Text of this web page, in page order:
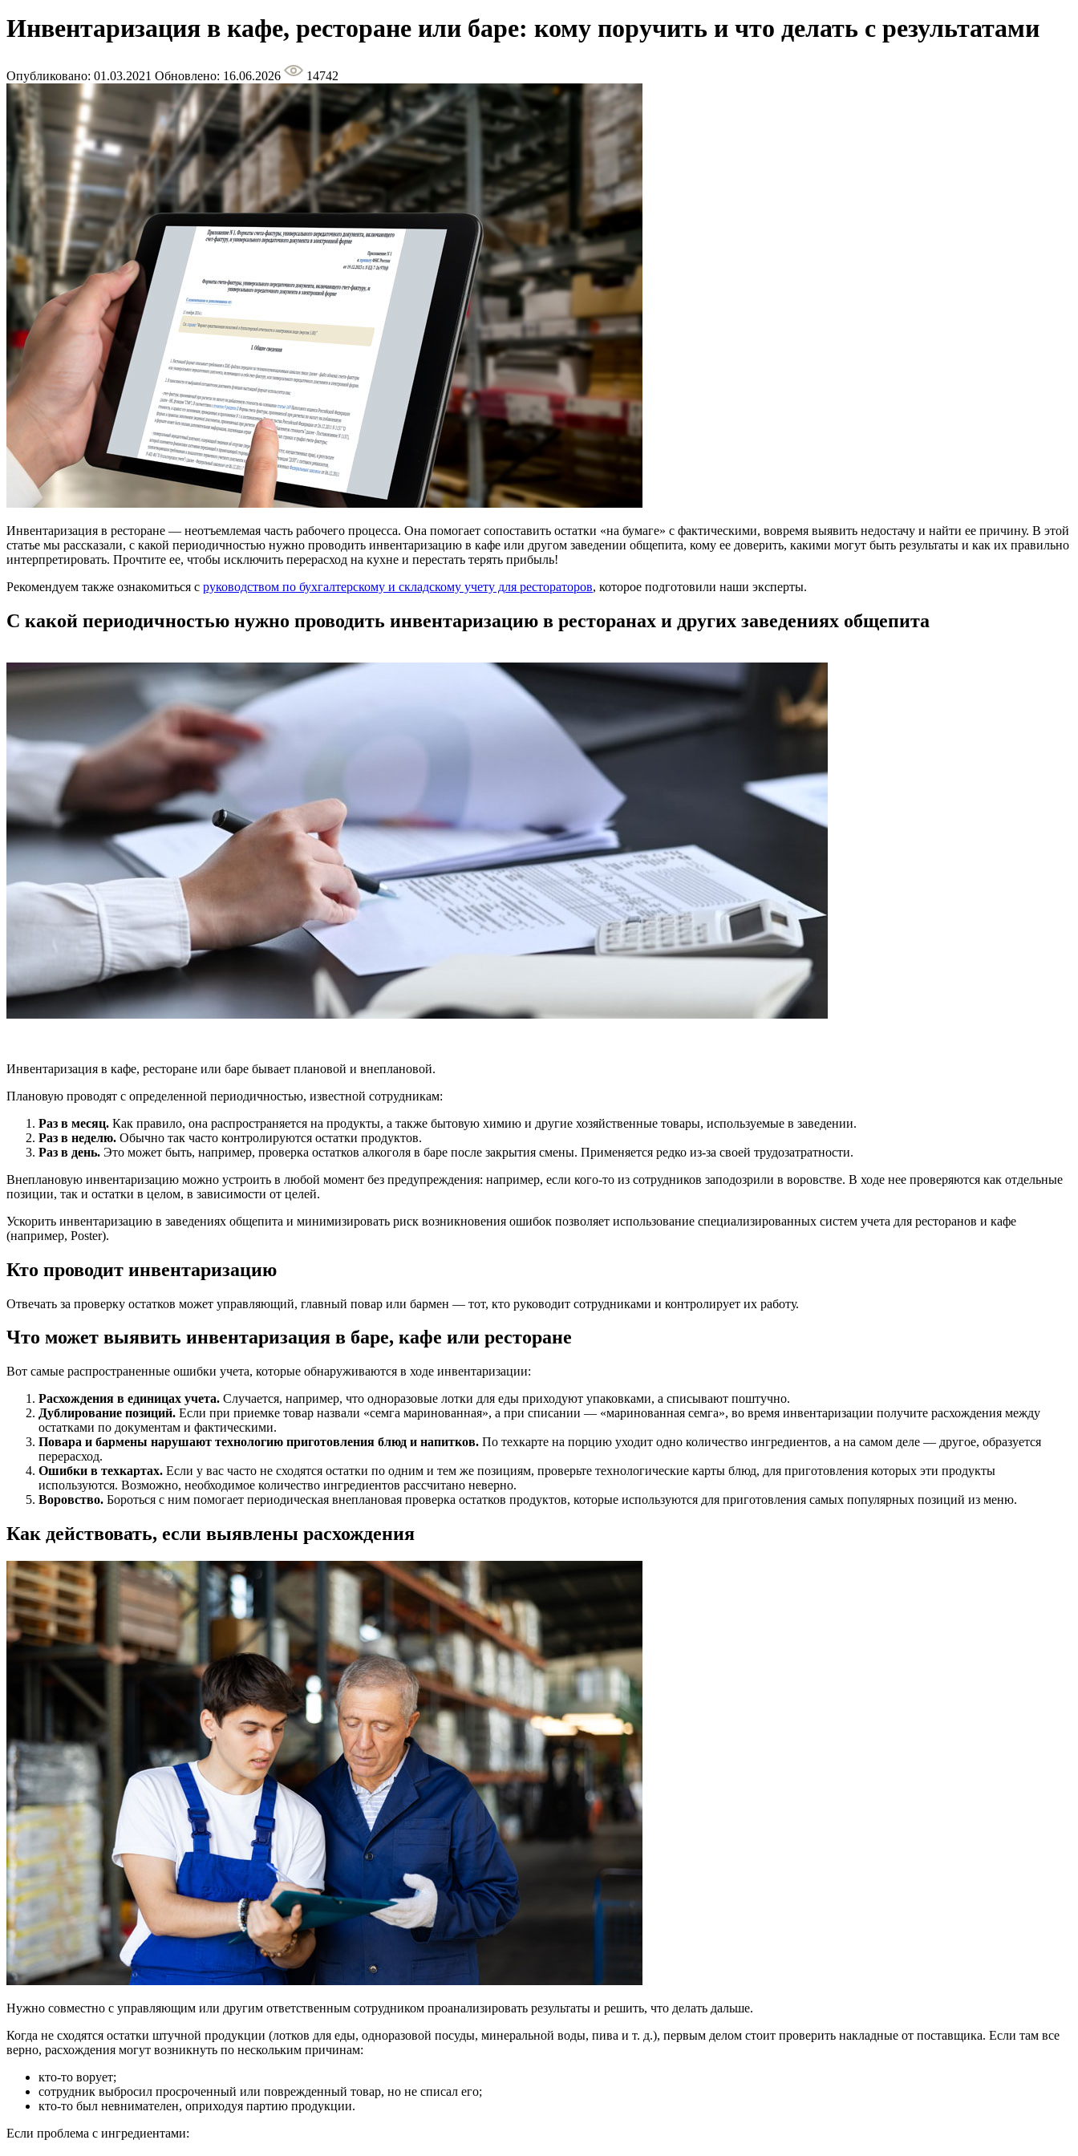
Инвентаризация в кафе, ресторане или баре: кому поручить и что делать с результатами
Опубликовано: 01.03.2021 Обновлено: 16.06.2026 14742
Инвентаризация в ресторане — неотъемлемая часть рабочего процесса. Она помогает сопоставить остатки «на бумаге» с фактическими, вовремя выявить недостачу и найти ее причину. В этой
статье мы рассказали, с какой периодичностью нужно проводить инвентаризацию в кафе или другом заведении общепита, кому ее доверить, какими могут быть результаты и как их правильно
интерпретировать. Прочтите ее, чтобы исключить перерасход на кухне и перестать терять прибыль!
Рекомендуем также ознакомиться с руководством по бухгалтерскому и складскому учету для рестораторов, которое подготовили наши эксперты.
С какой периодичностью нужно проводить инвентаризацию в ресторанах и других заведениях общепита
Инвентаризация в кафе, ресторане или баре бывает плановой и внеплановой.
Плановую проводят с определенной периодичностью, известной сотрудникам:
Раз в месяц. Как правило, она распространяется на продукты, а также бытовую химию и другие хозяйственные товары, используемые в заведении.
Раз в неделю. Обычно так часто контролируются остатки продуктов.
Раз в день. Это может быть, например, проверка остатков алкоголя в баре после закрытия смены. Применяется редко из-за своей трудозатратности.
Внеплановую инвентаризацию можно устроить в любой момент без предупреждения: например, если кого-то из сотрудников заподозрили в воровстве. В ходе нее проверяются как отдельные
позиции, так и остатки в целом, в зависимости от целей.
Ускорить инвентаризацию в заведениях общепита и минимизировать риск возникновения ошибок позволяет использование специализированных систем учета для ресторанов и кафе
(например, Poster).
Кто проводит инвентаризацию
Отвечать за проверку остатков может управляющий, главный повар или бармен — тот, кто руководит сотрудниками и контролирует их работу.
Что может выявить инвентаризация в баре, кафе или ресторане
Вот самые распространенные ошибки учета, которые обнаруживаются в ходе инвентаризации:
Расхождения в единицах учета. Случается, например, что одноразовые лотки для еды приходуют упаковками, а списывают поштучно.
Дублирование позиций. Если при приемке товар назвали «семга маринованная», а при списании — «маринованная семга», во время инвентаризации получите расхождения между
остатками по документам и фактическими.
Повара и бармены нарушают технологию приготовления блюд и напитков. По техкарте на порцию уходит одно количество ингредиентов, а на самом деле — другое, образуется
перерасход.
Ошибки в техкартах. Если у вас часто не сходятся остатки по одним и тем же позициям, проверьте технологические карты блюд, для приготовления которых эти продукты
используются. Возможно, необходимое количество ингредиентов рассчитано неверно.
Воровство. Бороться с ним помогает периодическая внеплановая проверка остатков продуктов, которые используются для приготовления самых популярных позиций из меню.
Как действовать, если выявлены расхождения
Нужно совместно с управляющим или другим ответственным сотрудником проанализировать результаты и решить, что делать дальше.
Когда не сходятся остатки штучной продукции (лотков для еды, одноразовой посуды, минеральной воды, пива и т. д.), первым делом стоит проверить накладные от поставщика. Если там все
верно, расхождения могут возникнуть по нескольким причинам:
кто-то ворует;
сотрудник выбросил просроченный или поврежденный товар, но не списал его;
кто-то был невнимателен, оприходуя партию продукции.
Если проблема с ингредиентами: